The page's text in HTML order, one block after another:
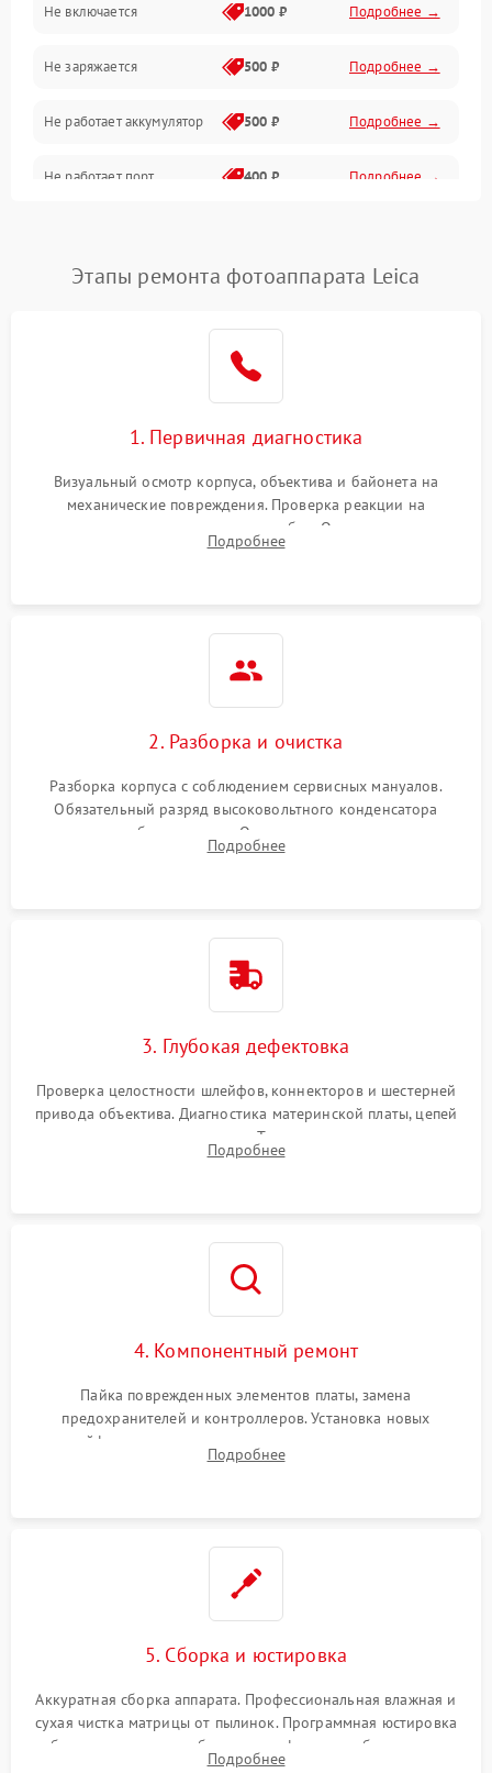
Проблемы с картами памяти
Объективы
Программные сбои
Коммуникации и интерфейсы
Не включается 1000 ₽ Подробнее →
Не заряжается 500 ₽ Подробнее →
Не работает аккумулятор 500 ₽ Подробнее →
Не работает порт 400 ₽ Подробнее →
Этапы ремонта фотоаппарата Leica
1. Первичная диагностика
Визуальный осмотр корпуса, объектива и байонета на
механические повреждения. Проверка реакции на
включение, считывание кодов ошибок. Оценка состояния
матрицы и затвора, проверка работы автофокуса и вспышки.
Подробнее
2. Разборка и очистка
Разборка корпуса с соблюдением сервисных мануалов.
Обязательный разряд высоковольтного конденсатора
вспышки для безопасности. Очистка внутренних узлов от
пыли, песка и следов влаги с помощью спецсредств.
Подробнее
3. Глубокая дефектовка
Проверка целостности шлейфов, коннекторов и шестерней
привода объектива. Диагностика материнской платы, цепей
питания и картоприемника. Тестирование механизма
затвора и блока внутрикамерной стабилизации.
Подробнее
4. Компонентный ремонт
Пайка поврежденных элементов платы, замена
предохранителей и контроллеров. Установка новых
шлейфов, дисплея, механизма затвора или двигателя
автофокуса. Восстановление геометрии тубуса объектива
Подробнее
5. Сборка и юстировка
Аккуратная сборка аппарата. Профессиональная влажная и
сухая чистка матрицы от пылинок. Программная юстировка
рабочего отрезка, калибровка автофокуса, стабилизатора и
экспозамера с помощью сервисного ПО.
Подробнее